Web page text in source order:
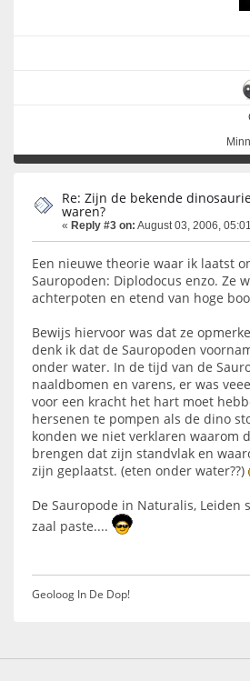
Re: Zijn de bekende
waren?
« Reply #3 on: August 03, 2006,
Een nieuwe theorie waar ik laatst
Sauropoden: Diplodocus enzo. Ze
achterpoten en etend van hoge
Bewijs hiervoor was dat ze
denk ik dat de Sauropoden
onder water. In de tijd van de
naaldbomen en varens, er was
voor een kracht het hart moet
hersenen te pompen als de dino
konden we niet verklaren waarom
brengen dat zijn standvlak en
zijn geplaatst. (eten onder water??)
De Sauropode in Naturalis,
zaal paste....
Geoloog In De Dop!